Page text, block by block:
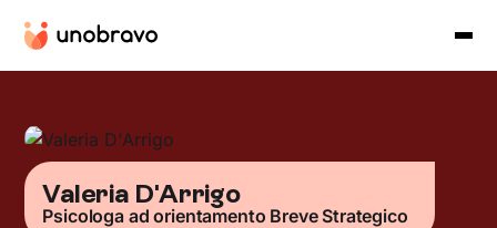
Valeria D'Arrigo
Psicologa ad orientamento Breve Strategico